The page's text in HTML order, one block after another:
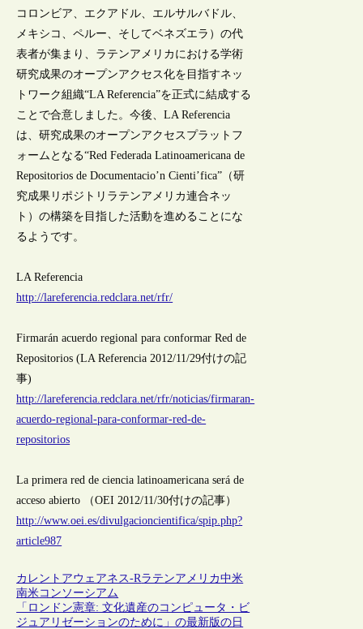
コロンビア、エクアドル、エルサルバドル、
メキシコ、ペルー、そしてベネズエラ）の代
表者が集まり、ラテンアメリカにおける学術
研究成果のオープンアクセス化を目指すネッ
トワーク組織“LA Referencia”を正式に結成する
ことで合意しました。今後、LA Referencia
は、研究成果のオープンアクセスプラットフ
ォームとなる“Red Federada Latinoamericana de
Repositorios de Documentacio’n Cienti’fica”（研
究成果リポジトリラテンアメリカ連合ネッ
ト）の構築を目指した活動を進めることにな
るようです。
LA Referencia
http://lareferencia.redclara.net/rfr/
Firmarán acuerdo regional para conformar Red de
Repositorios (LA Referencia 2012/11/29付けの記
事)
http://lareferencia.redclara.net/rfr/noticias/firmaran-
acuerdo-regional-para-conformar-red-de-
repositorios
La primera red de ciencia latinoamericana será de
acceso abierto （OEI 2012/11/30付けの記事）
http://www.oei.es/divulgacioncientifica/spip.php?
article987
カレントアウェアネス-Rラテンアメリカ中米
南米コンソーシアム
「ロンドン憲章: 文化遺産のコンピュータ・ビ
ジュアリゼーションのために」の最新版の日